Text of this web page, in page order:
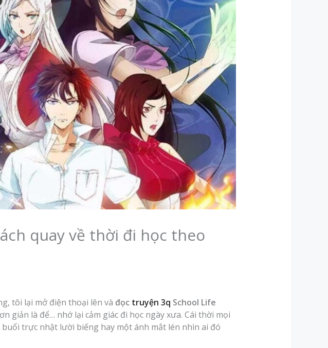
quay về thời đi học theo
tôi lại mở điện thoại lên và đọc truyện 3q School Life
giản là để… nhớ lại cảm giác đi học ngày xưa. Cái thời mọi
trực nhật lười biếng hay một ánh mắt lén nhìn ai đó